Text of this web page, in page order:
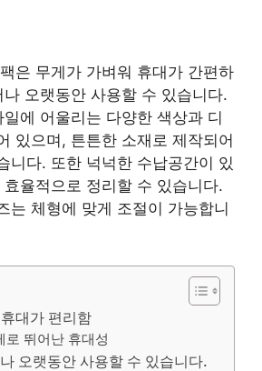
은 무게가 가벼워 휴대가 간편하
오랫동안 사용할 수 있습니다.
에 어울리는 다양한 색상과 디
있으며, 튼튼한 소재로 제작되어
니다. 또한 넉넉한 수납공간이 있
율적으로 정리할 수 있습니다.
는 체형에 맞게 조절이 가능합니
대가 편리함
로 뛰어난 휴대성
오랫동안 사용할 수 있습니다.